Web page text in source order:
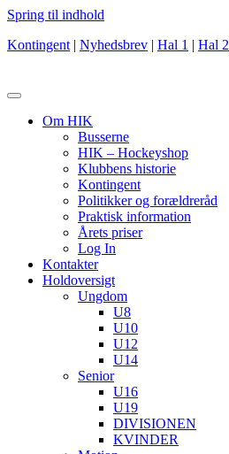
Spring til indhold
Kontingent | Nyhedsbrev | Hal 1 | Hal 2
Om HIK
Busserne
HIK – Hockeyshop
Klubbens historie
Kontingent
Politikker og forældreråd
Praktisk information
Årets priser
Log In
Kontakter
Holdoversigt
Ungdom
U8
U10
U12
U14
Senior
U16
U19
DIVISIONEN
KVINDER